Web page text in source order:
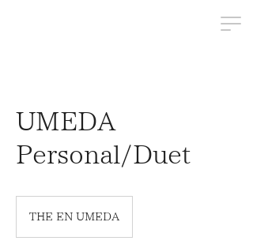
UMEDA
Personal/Duet
THE EN UMEDA